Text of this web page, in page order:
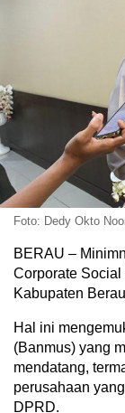
Foto: Dedy Okto
BERAU –
Corporate
Kabupaten
Hal ini
(Banmus) yang
mendatang,
perusahaan
DPRD.